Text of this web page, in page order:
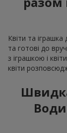
Квіти та
та готові до
з іграшкою і
квіти